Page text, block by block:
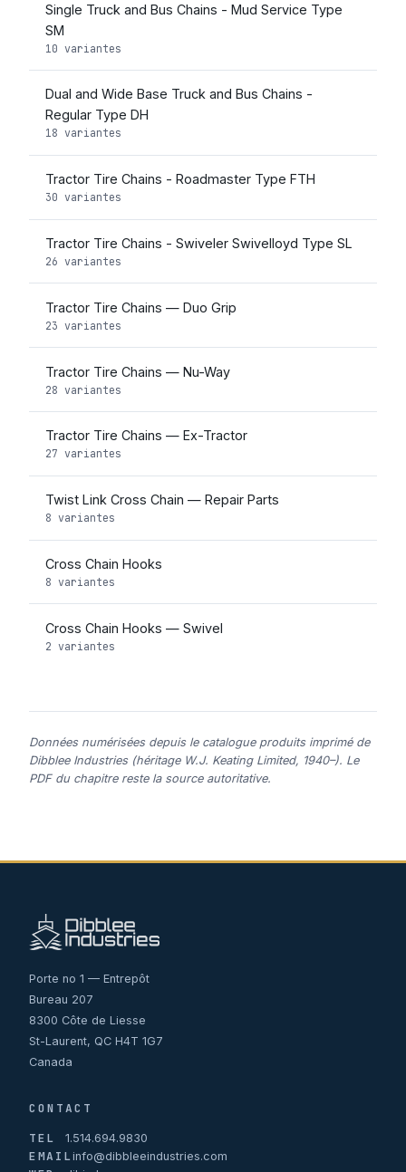
Single Truck and Bus Chains - Mud Service Type
SM
10 variantes
Dual and Wide Base Truck and Bus Chains -
Regular Type DH
18 variantes
Tractor Tire Chains - Roadmaster Type FTH
30 variantes
Tractor Tire Chains - Swiveler Swivelloyd Type SL
26 variantes
Tractor Tire Chains — Duo Grip
23 variantes
Tractor Tire Chains — Nu-Way
28 variantes
Tractor Tire Chains — Ex-Tractor
27 variantes
Twist Link Cross Chain — Repair Parts
8 variantes
Cross Chain Hooks
8 variantes
Cross Chain Hooks — Swivel
2 variantes
Données numérisées depuis le catalogue produits imprimé de
Dibblee Industries (héritage W.J. Keating Limited, 1940–). Le
PDF du chapitre reste la source autoritative.
Porte no 1 — Entrepôt
Bureau 207
8300 Côte de Liesse
St-Laurent, QC H4T 1G7
Canada
CONTACT
TEL
1.514.694.9830
EMAILinfo@dibbleeindustries.com